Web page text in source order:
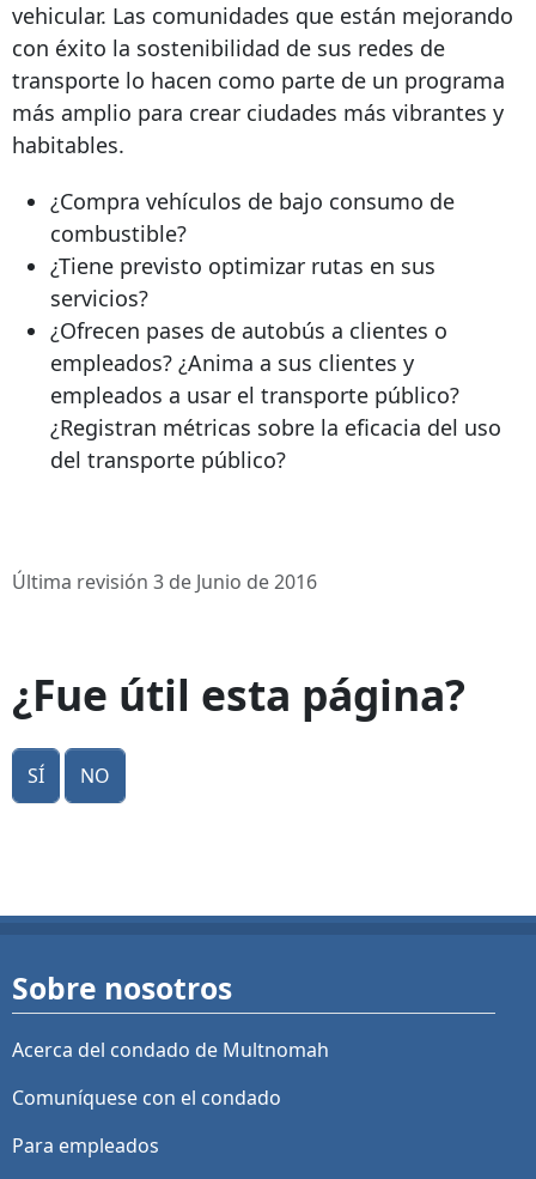
vehicular. Las comunidades que están mejorando
con éxito la sostenibilidad de sus redes de
transporte lo hacen como parte de un programa
más amplio para crear ciudades más vibrantes y
habitables.
¿Compra vehículos de bajo consumo de
combustible?
¿Tiene previsto optimizar rutas en sus
servicios?
¿Ofrecen pases de autobús a clientes o
empleados? ¿Anima a sus clientes y
empleados a usar el transporte público?
¿Registran métricas sobre la eficacia del uso
del transporte público?
Última revisión 3 de Junio de 2016
¿Fue útil esta página?
Sí No
Sobre nosotros
Acerca del condado de Multnomah
Comuníquese con el condado
Para empleados